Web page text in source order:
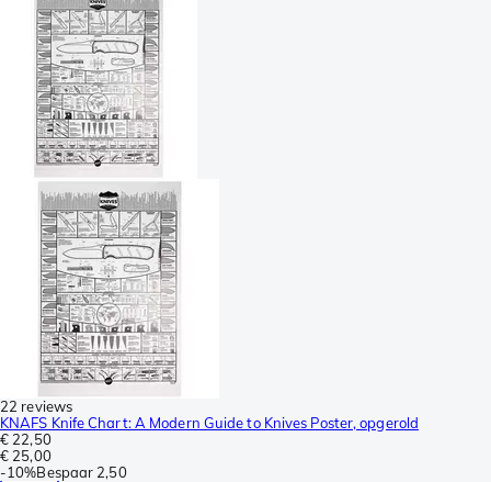
22 reviews
KNAFS Knife Chart: A Modern Guide to Knives Poster, opgerold
€ 22,50
€ 25,00
-10%Bespaar 2,50